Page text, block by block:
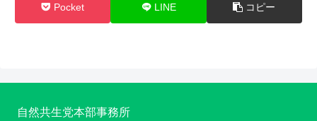
Pocket LINE コピー
自然共生党本部事務所